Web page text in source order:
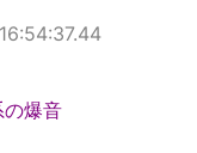
爆音